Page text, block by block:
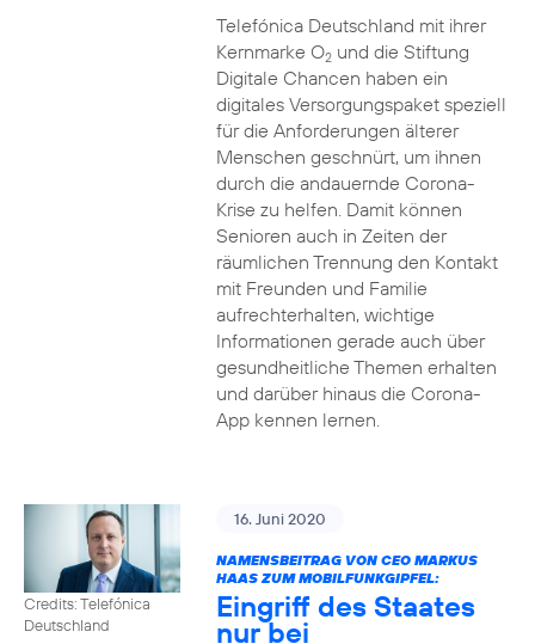
Telefónica Deutschland mit ihrer
Kernmarke O2und die Stiftung
Digitale Chancen haben ein
digitales Versorgungspaket speziell
für die Anforderungen älterer
Menschen geschnürt, um ihnen
durch die andauernde Corona-
Krise zu helfen. Damit können
Senioren auch in Zeiten der
räumlichen Trennung den Kontakt
mit Freunden und Familie
aufrechterhalten, wichtige
Informationen gerade auch über
gesundheitliche Themen erhalten
und darüber hinaus die Corona-
App kennen lernen.
Credits: Telefónica
Deutschland
16. Juni 2020
NAMENSBEITRAG VON CEO MARKUS
HAAS ZUM MOBILFUNKGIPFEL:
Eingriff des Staates
nur bei